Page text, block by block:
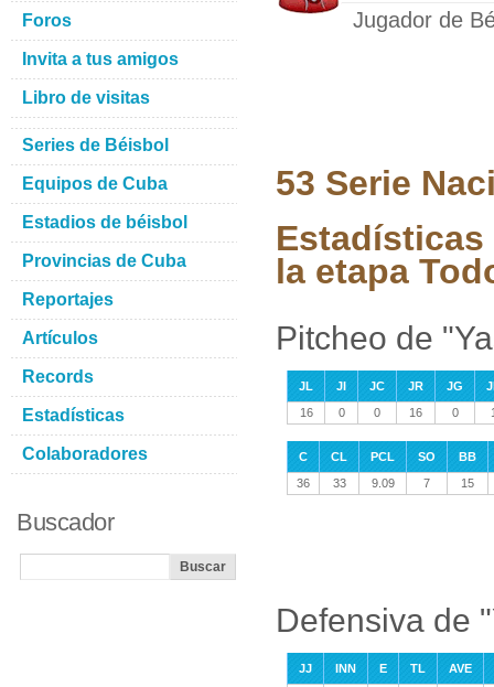
Jugador de
53 Serie
Estadísticas
la etapa
Pitcheo de
JL JI JC JR JG
16
0 0 16 0
C CL PCL SO
BB
36
33 9.09 7 15
Defensiva de
JJ INN E TL AVE
Foros
Invita a tus amigos
Libro de visitas
Series de Béisbol
Equipos de Cuba
Estadios de béisbol
Provincias de Cuba
Reportajes
Artículos
Records
Estadísticas
Colaboradores
Buscador